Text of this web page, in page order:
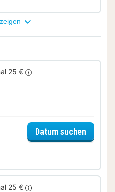
25 €
Datum suchen
25 €